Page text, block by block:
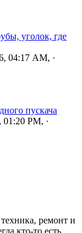
уголок, где
04:17 AM, ·
пускача
01:20 PM, ·
ремонт и
кто-то есть.